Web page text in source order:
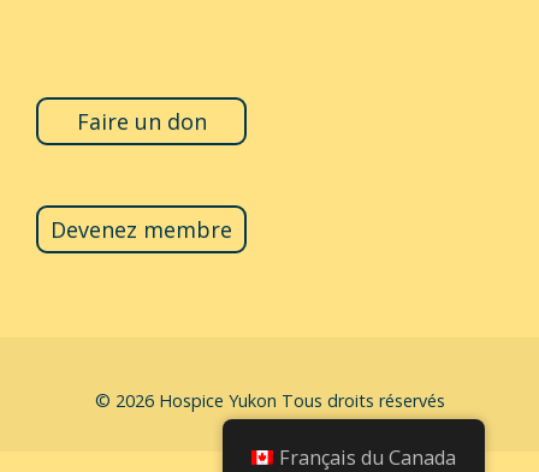
Faire un don
Devenez membre
© 2026 Hospice Yukon Tous droits réservés
Français du Canada